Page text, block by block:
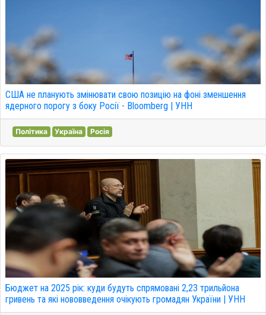
США не планують змінювати свою позицію на фоні зменшення
ядерного порогу з боку Росії - Bloomberg | УНН
Політика Україна Росія
Бюджет на 2025 рік: куди будуть спрямовані 2,23 трильйона
гривень та які нововведення очікують громадян України | УНН